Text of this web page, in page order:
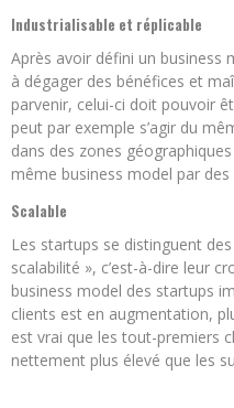
Industrialisable et réplicable
Après avoir défini un business
à dégager des bénéfices et
parvenir, celui-ci doit pouvoir
peut par exemple s’agir du
dans des zones
même business model par
Scalable
Les startups se distinguent
scalabilité », c’est-à-dire leur
business model des startups
clients est en augmentation,
est vrai que les tout-premiers
nettement plus élevé que les